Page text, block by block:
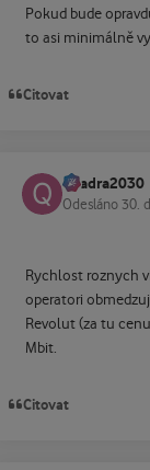
Pokud bude
to asi minimálně
Citovat
quadra2030
Odesláno 30.
Rychlost roznych
operatori
Revolut (za tu
Mbit.
Citovat